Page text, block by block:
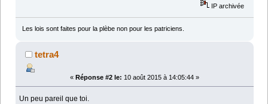
IP archivée
Les lois sont faites pour la plèbe non pour les patriciens.
tetra4
« Réponse #2 le: 10 août 2015 à 14:05:44 »
Un peu pareil que toi.